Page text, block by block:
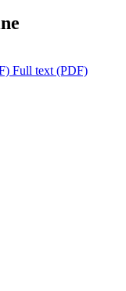
Full text (PDF)